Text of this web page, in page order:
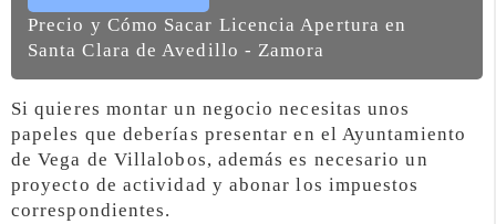
Precio y Cómo Sacar Licencia Apertura en
Santa Clara de Avedillo - Zamora
Si quieres montar un negocio necesitas unos
papeles que deberías presentar en el Ayuntamiento
de Vega de Villalobos, además es necesario un
proyecto de actividad y abonar los impuestos
correspondientes.